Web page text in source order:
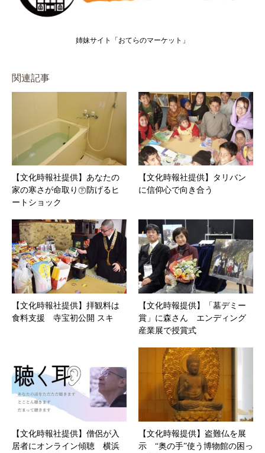
姉妹サイト「おてらのマーケット」
関連記事
【文化時報社提供】あなたの
家の寒さが命取り㊦防げるヒ
ートショック
【文化時報社提供】タリバン
に信仰心で向き合う
【文化時報社提供】拝観料は
食料支援 寺宝初公開 スキ
【文化時報提供】「墓デミー
賞」に森さん エンディング
産業展で授賞式
【文化時報社提供】僧侶が入
居者にオンライン傾聴 横浜
【文化時報提供】盗難仏を展
示 “奥の手”使う博物館の困っ